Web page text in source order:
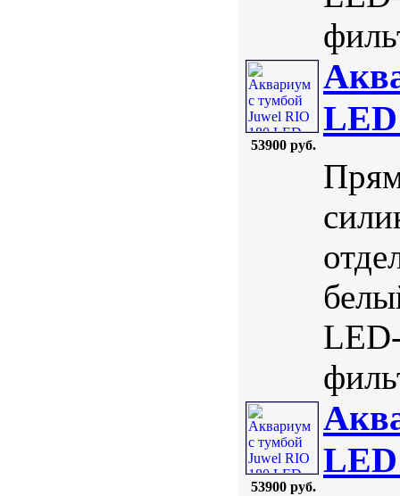
53900 руб.
LED
53900 руб.